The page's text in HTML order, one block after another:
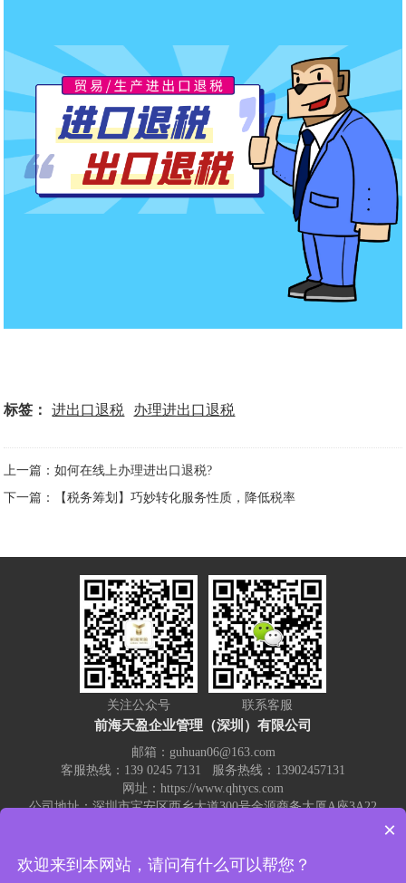
标签： 进出口退税 办理进出口退税
上一篇：如何在线上办理进出口退税?
下一篇：【税务筹划】巧妙转化服务性质，降低税率
关注公众号 联系客服
前海天盈企业管理（深圳）有限公司
邮箱：guhuan06@163.com
客服热线：139 0245 7131 服务热线：13902457131
网址：https://www.qhtycs.com
公司地址：深圳市宝安区西乡大道300号金源商务大厦A座3A22
热门关键词： 记账报税 代理记账 注册公司 代账公司
公司变更
注册公司流程和费用 营业执照变更注销
×
欢迎来到本网站，请问有什么可以帮您？